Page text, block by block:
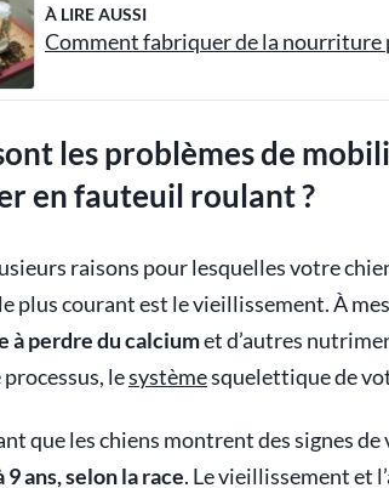
À LIRE AUSSI
Comment fabriquer de la nourriture
les problèmes de
en fauteuil roulant ?
raisons pour lesquelles votre
plus courant est le vieillissement. À
à perdre du calciumet d’autres
lesystèmesquelettique de
que les chiens montrent des signes
9 ans, selon la race. Le vieillissement et